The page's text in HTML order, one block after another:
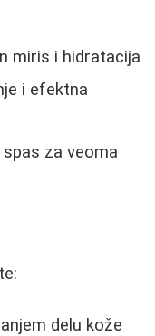
miris i hidratacija
i efektna
spas za veoma
delu kože